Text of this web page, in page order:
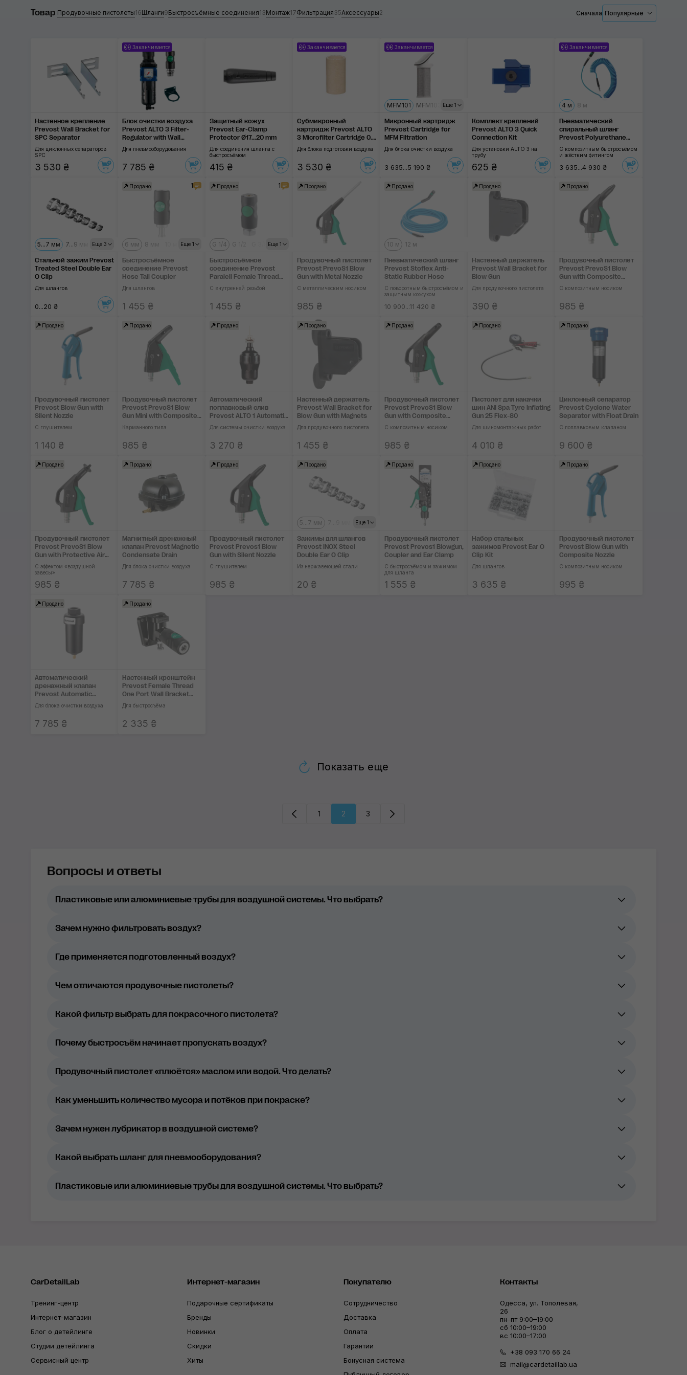
Фильтрация
SGCB
Применить
Товар Продувочные пистолеты16Шланги9Быстросъёмные соединения13Монтаж17Фильтрация35Аксессуары2 Сначала Популярные
Настенное крепление
Prevost Wall Bracket for
SPC Separator
Для циклонных сепараторов
SPC
3 530 ₴
Заканчивается
Блок очистки воздуха
Prevost ALTO 3 Filter-
Regulator with Wall
Bracket
Для пневмооборудования
7 785 ₴
Защитный кожух
Prevost Ear-Clamp
Protector Ø17...20 mm
Для соединения шланга с
быстросъёмом
415 ₴
Заканчивается
Субмикронный
картридж Prevost ALTO
3 Microfilter Cartridge 0.1
μm
Для блока подготовки воздуха
3 530 ₴
Заканчивается
Еще 1
MFM101 MFM103 MFM104
Микронный картридж
Prevost Cartridge for
MFM Filtration
Для блока очистки воздуха
3 635...5 190 ₴
Комплект креплений
Prevost ALTO 3 Quick
Connection Kit
Для установки ALTO 3 на
трубу
625 ₴
Заканчивается
4 м 8 м
Пневматический
спиральный шланг
Prevost Polyurethane
Recoil
С композитным быстросъёмом
и жёстким фитингом
3 635...4 930 ₴
Еще 3
5...7 мм 7...9 мм 9...11 мм 11...13 мм 13...15 мм
Стальной зажим Prevost
Treated Steel Double Ear
O Clip
Для шлангов
0...20 ₴
Продано 1
Еще 1
6 мм 8 мм 10 мм
Быстросъёмное
соединение Prevost
Hose Tail Coupler
Для шлангов
1 455 ₴
Продано 1
Еще 1
G 1/4 G 1/2
Быстросъёмное
соединение Prevost
Paralell Female Thread
Coupler
С внутренней резьбой
1 455 ₴
Продано
Продувочный пистолет
Prevost PrevoS1 Blow
Gun with Metal Nozzle
С металлическим носиком
985 ₴
Продано
10 м 12 м
Пневматический шланг
Prevost Stoflex Anti-
Static Rubber Hose
С поворотным быстросъёмом и
защитным кожухом
10 900...11 420 ₴
Продано
Настенный держатель
Prevost Wall Bracket for
Blow Gun
Для продувочного пистолета
390 ₴
Продано
Продувочный пистолет
Prevost PrevoS1 Blow
Gun with Composite
Nozzle
C композитным носиком
985 ₴
Продано
Продувочный пистолет
Prevost Blow Gun with
Silent Nozzle
С глушителем
1 140 ₴
Продано
Продувочный пистолет
Prevost PrevoS1 Blow
Gun Mini with Composite
Nozzle
Карманного типа
985 ₴
Продано
Автоматический
поплавковый слив
Prevost ALTO 1 Automatic
Float Drain
Для системы очистки воздуха
3 270 ₴
Продано
Настенный держатель
Prevost Wall Bracket for
Blow Gun with Magnets
Для продувочного пистолета
1 455 ₴
Продано
Продувочный пистолет
Prevost PrevoS1 Blow
Gun with Composite
Nozzle
С композитным носиком
985 ₴
Продано
Пистолет для накачки
шин ANI Spa Tyre Inflating
Gun 25 Flex-80
Для шиномонтажных работ
4 010 ₴
Продано
Циклонный сепаратор
Prevost Cyclone Water
Separator with Float Drain
С поплавковым клапаном
9 600 ₴
Продано
Продувочный пистолет
Prevost PrevoS1 Blow
Gun with Protective Air
Curtain
С эффектом «воздушной
завесы»
985 ₴
Продано
Магнитный дренажный
клапан Prevost Magnetic
Condensate Drain
Для блока очистки воздуха
7 785 ₴
Продано
Продувочный пистолет
Prevost Prevos1 Blow
Gun with Silent Nozzle
С глушителем
985 ₴
Продано
Еще 1
5...7 мм 9...11 мм
Зажимы для шлангов
Prevost INOX Steel
Double Ear O Clip
Из нержавеющей стали
20 ₴
Продано
Продувочный пистолет
Prevost Prevos1 Blowgun,
Coupler and Ear Clamp
С быстросъёмом и зажимом
для шланга
1 555 ₴
Продано
Набор стальных
зажимов Prevost Ear O
Clip Kit
Для шлангов
3 635 ₴
Продано
Продувочный пистолет
Prevost Blow Gun with
Composite Nozzle
С композитным носиком
995 ₴
Продано
Автоматический
дренажный клапан
Prevost Automatic
Mechanical Drain Valve
Для блока очистки воздуха
7 785 ₴
Продано
Настенный кронштейн
Prevost Female Thread
One Port Wall Bracket
G1/2
Для быстросъёма
2 335 ₴
Показать еще
1 2 3
Вопросы и ответы
Пластиковые или алюминиевые трубы для воздушной системы. Что выбрать?
Зачем нужно фильтровать воздух?
Где применяется подготовленный воздух?
Чем отличаются продувочные пистолеты?
Какой фильтр выбрать для покрасочного пистолета?
Почему быстросъём начинает пропускать воздух?
слишком высокое давление в системе, на которое не рассчитан быстросъём.
Продувочный пистолет «плюётся» маслом или водой. Что делать?
Как уменьшить количество мусора и потёков при покраске?
Зачем нужен лубрикатор в воздушной системе?
Какой выбрать шланг для пневмооборудования?
Пластиковые или алюминиевые трубы для воздушной системы. Что выбрать?
CarDetailLab
Тренинг-центр
Интернет-магазин
Блог о детейлинге
Студии детейлинга
Сервисный центр
Интернет-магазин
Подарочные сертификаты
Бренды
Новинки
Скидки
Хиты
Покупателю
Сотрудничество
Доставка
Оплата
Гарантии
Бонусная система
Контакты
Одесса, ул. Тополевая,
26
пн–пт 9:00–19:00
сб 10:00–19:00
вс 10:00–17:00
+38 093 170 66 24
mail@cardetaillab.ua